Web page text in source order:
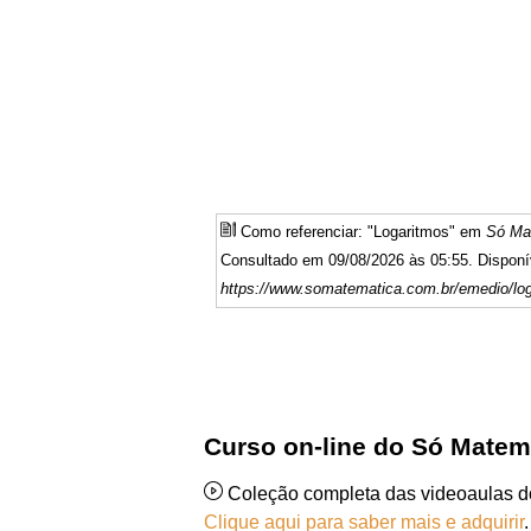
Como referenciar: "Logaritmos" em Só
Consultado em 09/08/2026 às 05:55.
https://www.somatematica.com.br/emedio/
Curso on-line do Só
Coleção completa das videoaulas
Clique aqui para saber mais e adquirir.